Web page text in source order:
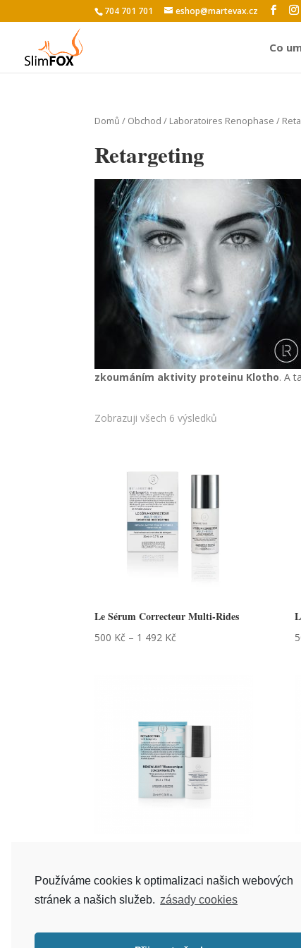
704 701 701 eshop@martevax.cz
Co
Domů / Obchod / Laboratoires Renophase /
Retargeting
zkoumáním aktivity proteinu Klotho. A
Zobrazuji všech 6 výsledků
Le Sérum Correcteur Multi-Rides
500 Kč – 1 492 Kč
1 656Kč
Používáme cookies k optimalizaci našich webových
stránek a našich služeb. zásady cookies